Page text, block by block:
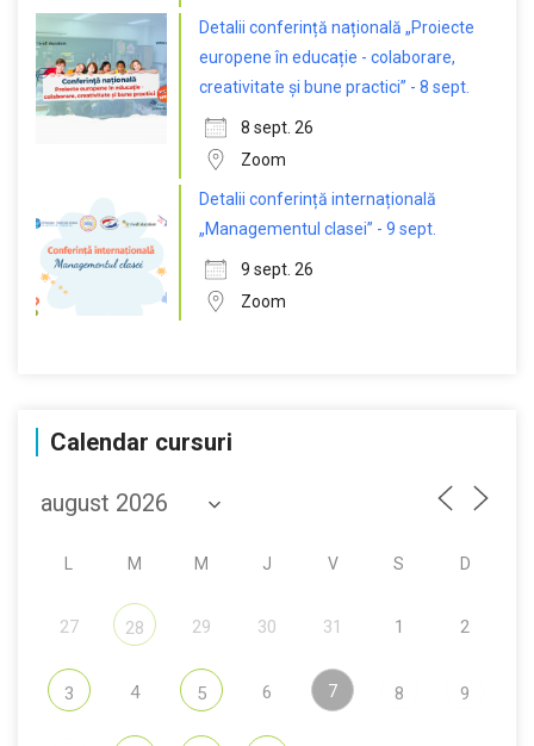
Detalii conferință națională „Proiecte
europene în educație - colaborare,
creativitate și bune practici” - 8 sept.
8 sept. 26
Zoom
Detalii conferință internațională
„Managementul clasei” - 9 sept.
9 sept. 26
Zoom
Calendar cursuri
M M J V S D
27 28 29 30 31 1 2
3 4 5 6 7 8 9